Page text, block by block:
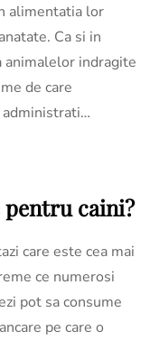
alimentatia lor
Ca si in
animalelor indragite
de care
administrati…
caini?
care este cea mai
ce numerosi
pot sa consume
pe care o